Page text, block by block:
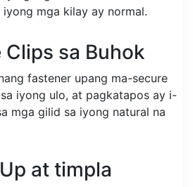
mga kilay ay normal.
sa Buhok
fastener upang ma-secure
iyong ulo, at pagkatapos ay i-
mga gilid sa iyong natural na
at timpla